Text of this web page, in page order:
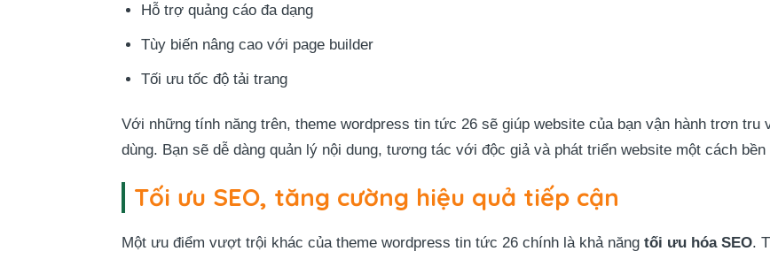
Hỗ trợ quảng cáo đa dạng
Tùy biến nâng cao với page builder
Tối ưu tốc độ tải trang
Với những tính năng trên, theme wordpress tin tức 26 sẽ giúp website của bạn vận hành trơn
dùng. Bạn sẽ dễ dàng quản lý nội dung, tương tác với độc giả và phát triển website một cách bền
Tối ưu SEO, tăng cường hiệu quả tiếp cận
Một ưu điểm vượt trội khác của theme wordpress tin tức 26 chính là khả năng tối ưu hóa SEO.